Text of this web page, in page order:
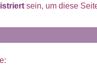
sein, um diese